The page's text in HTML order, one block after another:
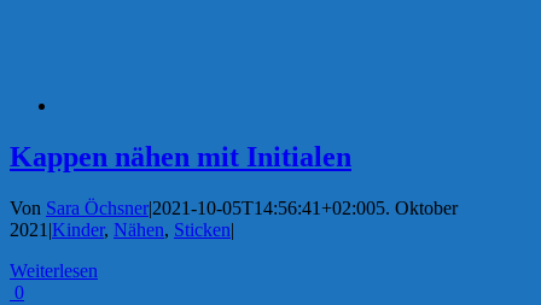
Kappen nähen mit Initialen
Von Sara Öchsner|2021-10-05T14:56:41+02:005. Oktober
2021 |Kinder, Nähen, Sticken|
Weiterlesen
0